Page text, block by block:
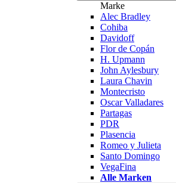
Marke
Alec Bradley
Cohiba
Davidoff
Flor de Copán
H. Upmann
John Aylesbury
Laura Chavin
Montecristo
Oscar Valladares
Partagas
PDR
Plasencia
Romeo y Julieta
Santo Domingo
VegaFina
Alle Marken